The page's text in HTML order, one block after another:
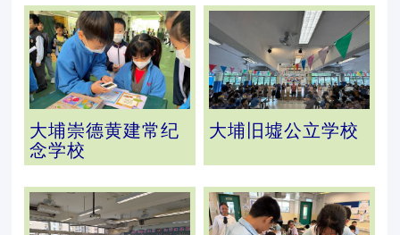
大埔崇德黄建常纪
念学校
大埔旧墟公立学校